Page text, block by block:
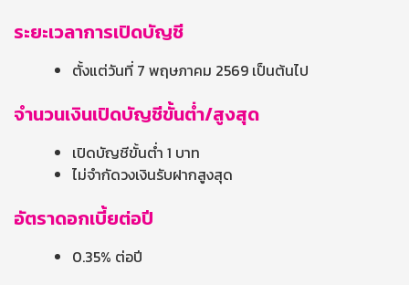
ระยะเวลาการเปิดบัญชี
ตั้งแต่วันที่ 7 พฤษภาคม 2569 เป็นต้นไป
จำนวนเงินเปิดบัญชีขั้นต่ำ/สูงสุด
เปิดบัญชีขั้นต่ำ 1 บาท
ไม่จำกัดวงเงินรับฝากสูงสุด
อัตราดอกเบี้ยต่อปี
0.35% ต่อปี